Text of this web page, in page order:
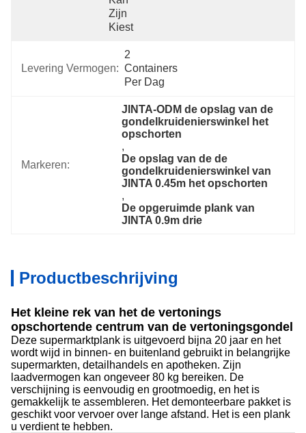
Zijn
Kiest
Levering Vermogen:
2
Containers
Per Dag
Markeren:
JINTA-ODM de opslag van de
gondelkruidenierswinkel het
opschorten
,
De opslag van de de
gondelkruidenierswinkel van
JINTA 0.45m het opschorten
,
De opgeruimde plank van
JINTA 0.9m drie
Productbeschrijving
Het kleine rek van het de vertonings
opschortende centrum van de vertoningsgondel
Deze supermarktplank is uitgevoerd bijna 20 jaar en het
wordt wijd in binnen- en buitenland gebruikt in belangrijke
supermarkten, detailhandels en apotheken. Zijn
laadvermogen kan ongeveer 80 kg bereiken. De
verschijning is eenvoudig en grootmoedig, en het is
gemakkelijk te assembleren. Het demonteerbare pakket is
geschikt voor vervoer over lange afstand. Het is een plank
u verdient te hebben.